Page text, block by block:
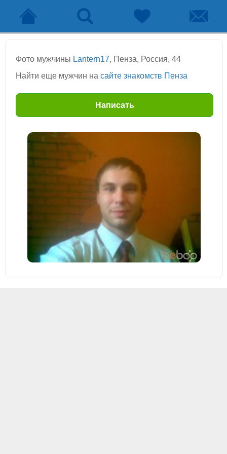
Фото мужчины Lantern17, Пенза, Россия, 44
Найти еще мужчин на сайте знакомств Пенза
Написать